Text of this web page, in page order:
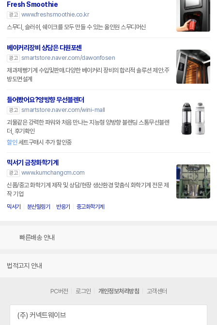
Fresh Smoothie
광고 www.freshsmoothie.co.kr
스무디, 슬러쉬, 쉐이크를 모두 만들 수 있는 올인원 스무디머신
베이커리장비 상담은 다원포센
광고 smartstore.naver.com/dawonfosen
제과제빵기계 수입및판매.다양한 베이커리 장비의 합리적 솔루션 제안.주
방도면설계
들어봤어요?양방향 무선블렌더
광고 smartstore.naver.com/wini-mall
괴물같은 강력한 파워와 처음 만나는 지능형 양방향 블렌딩 스톰무선블렌
더, 후기확인
할인 세트구매시 추가 할인중
믹서기 금창화학기계
광고 www.kumchangcm.com
신품/중고 화학기계 제작 및 상담/현장 생산환경 맞춤식 화학기계 전문 제
작 기업
믹서기 분산밀링기 반응기 중고화학기계
빠른배송 안내
법적고지 안내
PC버전 로그인 개인정보처리방침 고객센터
(주) 커넥트웨이브